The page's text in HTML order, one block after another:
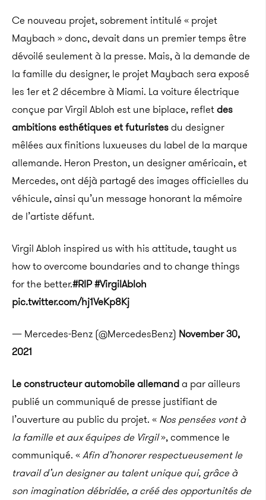
Ce nouveau projet, sobrement intitulé « projet
Maybach » donc, devait dans un premier temps être
dévoilé seulement à la presse. Mais, à la demande de
la famille du designer, le projet Maybach sera exposé
les 1er et 2 décembre à Miami. La voiture électrique
conçue par Virgil Abloh est une biplace, refletdes
ambitions esthétiques et futuristesdu designer
mêlées aux finitions luxueuses du label de la marque
allemande. Heron Preston, un designer américain, et
Mercedes, ont déjà partagé des images officielles du
véhicule, ainsi qu’un message honorant la mémoire
de l’artiste défunt.
Virgil Abloh inspired us with his attitude, taught us
how to overcome boundaries and to change things
for the better.#RIP#VirgilAbloh
pic.twitter.com/hj1VeKp8Kj
— Mercedes-Benz (@MercedesBenz) November 30,
2021
Le constructeur automobile allemanda par ailleurs
publié un communiqué de presse justifiant de
l’ouverture au public du projet. « Nos pensées vont à
la famille et aux équipes de Virgil»,commence le
communiqué. «Afin d’honorer respectueusement le
travail d’un designer au talent unique qui, grâce à
son imagination débridée, a créé des opportunités de